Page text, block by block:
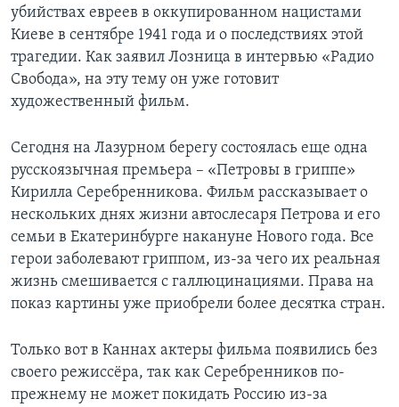
убийствах евреев в оккупированном нацистами
Киеве в сентябре 1941 года и о последствиях этой
трагедии. Как заявил Лозница в интервью «Радио
Свобода», на эту тему он уже готовит
художественный фильм.
Сегодня на Лазурном берегу состоялась еще одна
русскоязычная премьера – «Петровы в гриппе»
Кирилла Серебренникова. Фильм рассказывает о
нескольких днях жизни автослесаря Петрова и его
семьи в Екатеринбурге накануне Нового года. Все
герои заболевают гриппом, из-за чего их реальная
жизнь смешивается с галлюцинациями. Права на
показ картины уже приобрели более десятка стран.
Только вот в Каннах актеры фильма появились без
своего режиссёра, так как Серебренников по-
прежнему не может покидать Россию из-за